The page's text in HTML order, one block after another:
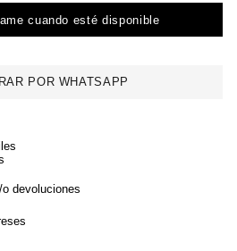
cuando esté disponible
POR WHATSAPP
devoluciones